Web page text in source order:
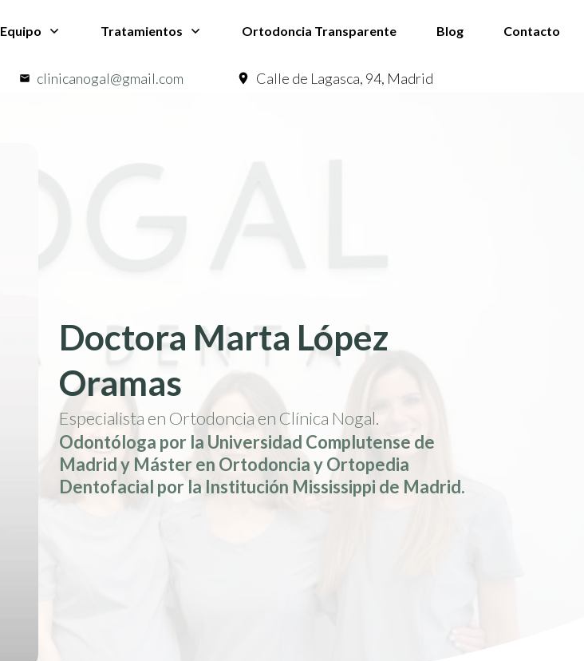
Equipo Tratamientos Ortodoncia Transparente Blog Contacto
clinicanogal@gmail.com Calle de Lagasca, 94, Madrid
Doctora Marta López
Oramas
Especialista en Ortodoncia en Clínica Nogal.
Odontóloga por la Universidad Complutense de
Madrid y Máster en Ortodoncia y Ortopedia
Dentofacial por la Institución Mississippi de Madrid.